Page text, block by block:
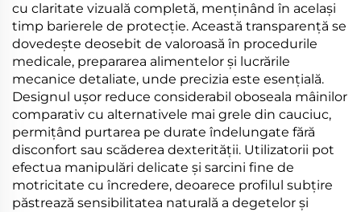
cu claritate vizuală completă, menținând în același
timp barierele de protecție. Această transparență se
dovedește deosebit de valoroasă în procedurile
medicale, prepararea alimentelor și lucrările
mecanice detaliate, unde precizia este esențială.
Designul ușor reduce considerabil oboseala mâinilor
comparativ cu alternativele mai grele din cauciuc,
permițând purtarea pe durate îndelungate fără
disconfort sau scăderea dexterității. Utilizatorii pot
efectua manipulări delicate și sarcini fine de
motricitate cu încredere, deoarece profilul subțire
păstrează sensibilitatea naturală a degetelor și